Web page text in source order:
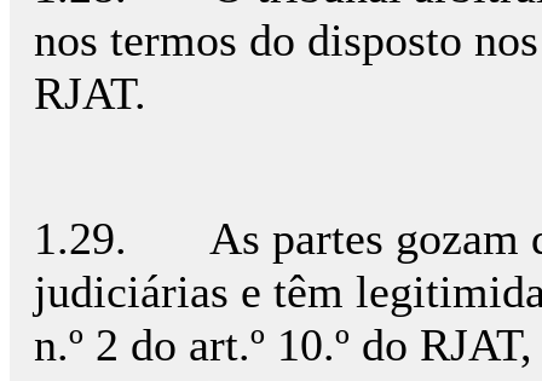
nos termos do disposto
RJAT.
1.29. As partes gozam
judiciárias e têm
n.º 2 do art.º 10.º do